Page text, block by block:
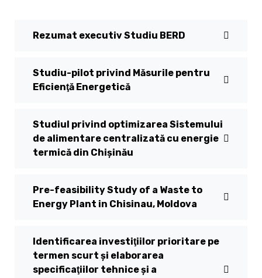
Rezumat executiv Studiu BERD
Studiu-pilot privind Măsurile pentru
Eficienţă Energetică
Studiul privind optimizarea Sistemului
de alimentare centralizată cu energie
termică din Chișinău
Pre-feasibility Study of a Waste to
Energy Plant in Chisinau, Moldova
Identificarea investiţiilor prioritare pe
termen scurt şi elaborarea
specificaţiilor tehnice şi a